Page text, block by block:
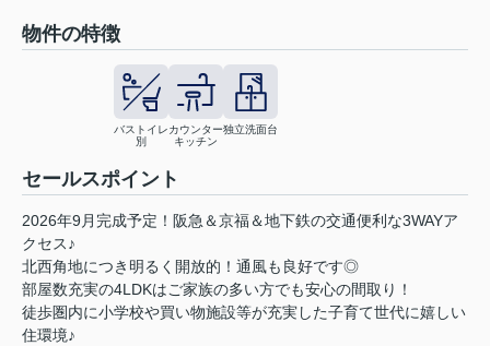
物件の特徴
バストイレ
別
カウンター
キッチン
独立洗面台
セールスポイント
2026年9月完成予定！阪急＆京福＆地下鉄の交通便利な3WAYア
クセス♪
北西角地につき明るく開放的！通風も良好です◎
部屋数充実の4LDKはご家族の多い方でも安心の間取り！
徒歩圏内に小学校や買い物施設等が充実した子育て世代に嬉しい
住環境♪